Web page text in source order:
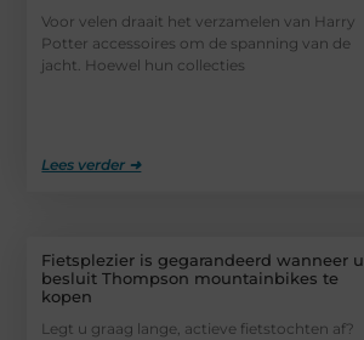
Voor velen draait het verzamelen van Harry
Potter accessoires om de spanning van de
jacht. Hoewel hun collecties
Lees verder ➜
Fietsplezier is gegarandeerd wanneer u
besluit Thompson mountainbikes te
kopen
Legt u graag lange, actieve fietstochten af?